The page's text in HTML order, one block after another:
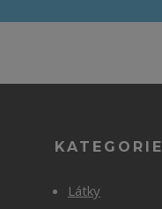
KATEGORIE
Látky